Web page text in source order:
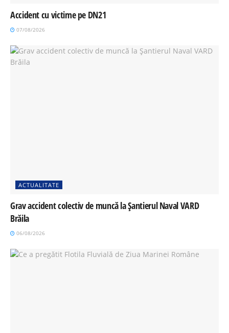
Accident cu victime pe DN21
07/08/2026
ACTUALITATE
Grav accident colectiv de muncă la Șantierul Naval VARD
Brăila
06/08/2026